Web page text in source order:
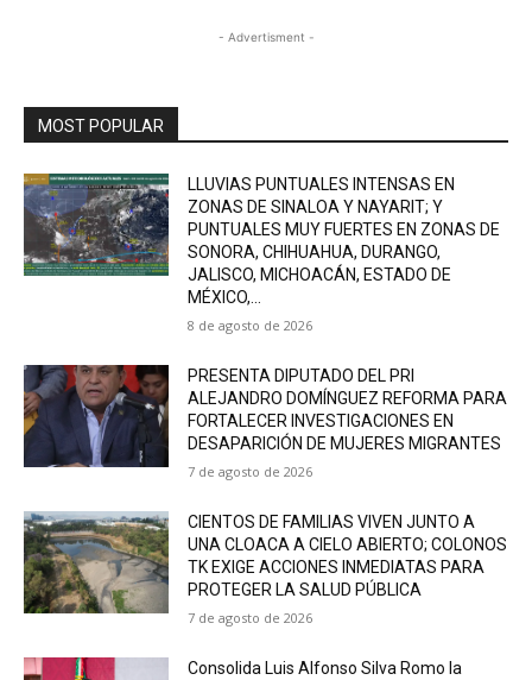
- Advertisment -
MOST POPULAR
LLUVIAS PUNTUALES INTENSAS EN
ZONAS DE SINALOA Y NAYARIT; Y
PUNTUALES MUY FUERTES EN ZONAS DE
SONORA, CHIHUAHUA, DURANGO,
JALISCO, MICHOACÁN, ESTADO DE
MÉXICO,...
8 de agosto de 2026
PRESENTA DIPUTADO DEL PRI
ALEJANDRO DOMÍNGUEZ REFORMA PARA
FORTALECER INVESTIGACIONES EN
DESAPARICIÓN DE MUJERES MIGRANTES
7 de agosto de 2026
CIENTOS DE FAMILIAS VIVEN JUNTO A
UNA CLOACA A CIELO ABIERTO; COLONOS
TK EXIGE ACCIONES INMEDIATAS PARA
PROTEGER LA SALUD PÚBLICA
7 de agosto de 2026
Consolida Luis Alfonso Silva Romo la